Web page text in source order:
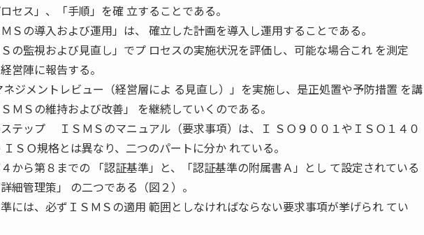
セス」、「手順」を確 立することである。
Ｓの導入および運用」は、 確立した計画を導入し運用することである。
の監視および見直し」でプ ロセスの実施状況を評価し、可能な場合これ を測定
営陣に報告する。
ネジメントレビュー（経営層によ る見直し）」を実施し、是正処置や予防措置 を講
ＭＳの維持および改善」 を継続していくのである。
テップ ＩＳＭＳのマニュアル（要求事項）は、Ｉ ＳＯ９００１やＩＳＯ１４０
ＳＯ規格とは異なり、二つのパートに分か れている。
４から第８までの 「認証基準」と、「認証基準の附属書Ａ」とし て設定されている
細管理策」 の二つである（図２）。
には、必ずＩＳＭＳの適用 範囲としなければならない要求事項が挙げられ てい